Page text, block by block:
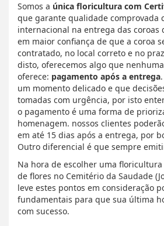
Somos a única floricultura com
que garante qualidade comprovada
internacional na entrega das coroas
em maior confiança de que a coroa
contratado, no local correto e no
disto, oferecemos algo que
oferece: pagamento após a entrega
um momento delicado e que
tomadas com urgência, por isto
o pagamento é uma forma de
homenagem. nossos clientes
em até 15 dias após a entrega, por
Outro diferencial é que sempre
Na hora de escolher uma
de flores no Cemitério da Saudade
leve estes pontos em consideração
fundamentais para que sua última
com sucesso.